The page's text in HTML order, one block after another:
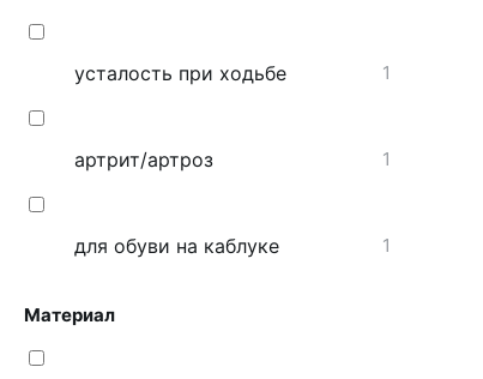
усталость при ходьбе 1
артрит/артроз 1
для обуви на каблуке 1
Материал